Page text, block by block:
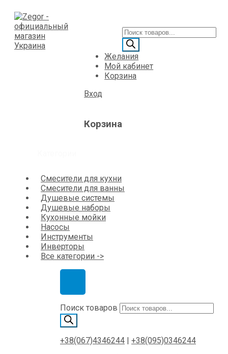
Желания
Мой кабинет
Корзина
Вход
Корзина
Смесители для кухни
Смесители для ванны
Душевые системы
Душевые наборы
Кухонные мойки
Насосы
Инструменты
Инверторы
Все категории ->
Поиск товаров
+38(067)4346244 +38(095)0346244